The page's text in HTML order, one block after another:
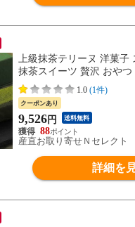
上級抹茶テリーヌ 洋菓子
抹茶スイーツ 贅沢 おやつ
デザート お取り寄せスイ
1.0 (1件)
クーポンあり
9,526円 送料無料
88
産直お取り寄せＮセレクト
詳細を